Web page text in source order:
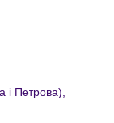
і Петрова),